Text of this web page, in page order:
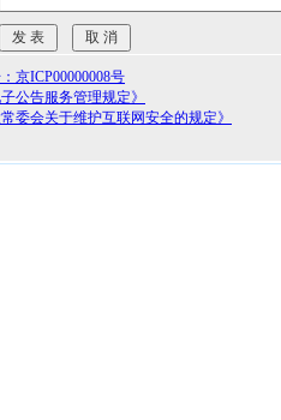
京ICP00000008号
公告服务管理规定》
委会关于维护互联网安全的规定》